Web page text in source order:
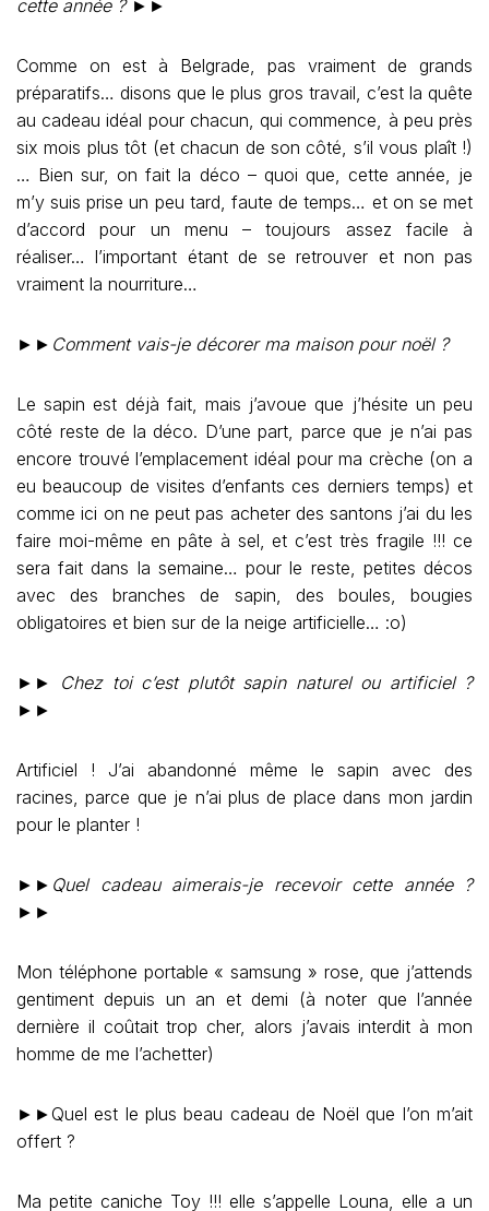
cette année ?►►
Comme on est à Belgrade, pas vraiment de grands
préparatifs… disons que le plus gros travail, c’est la quête
au cadeau idéal pour chacun, qui commence, à peu près
six mois plus tôt (et chacun de son côté, s’il vous plaît !)
… Bien sur, on fait la déco – quoi que, cette année, je
m’y suis prise un peu tard, faute de temps… et on se met
d’accord pour un menu – toujours assez facile à
réaliser… l’important étant de se retrouver et non pas
vraiment la nourriture…
►► Comment vais-je décorer ma maison pour noël ?
Le sapin est déjà fait, mais j’avoue que j’hésite un peu
côté reste de la déco. D’une part, parce que je n’ai pas
encore trouvé l’emplacement idéal pour ma crèche (on a
eu beaucoup de visites d’enfants ces derniers temps) et
comme ici on ne peut pas acheter des santons j’ai du les
faire moi-même en pâte à sel, et c’est très fragile !!! ce
sera fait dans la semaine… pour le reste, petites décos
avec des branches de sapin, des boules, bougies
obligatoires et bien sur de la neige artificielle… :o)
►► Chez toi c’est plutôt sapin naturel ou artificiel ?
►►
Artificiel ! J’ai abandonné même le sapin avec des
racines, parce que je n’ai plus de place dans mon jardin
pour le planter !
►► Quel cadeau aimerais-je recevoir cette année ?
►►
Mon téléphone portable « samsung » rose, que j’attends
gentiment depuis un an et demi (à noter que l’année
dernière il coûtait trop cher, alors j’avais interdit à mon
homme de me l’achetter)
►►Quel est le plus beau cadeau de Noël que l’on m’ait
offert ?
Ma petite caniche Toy !!! elle s’appelle Louna, elle a un